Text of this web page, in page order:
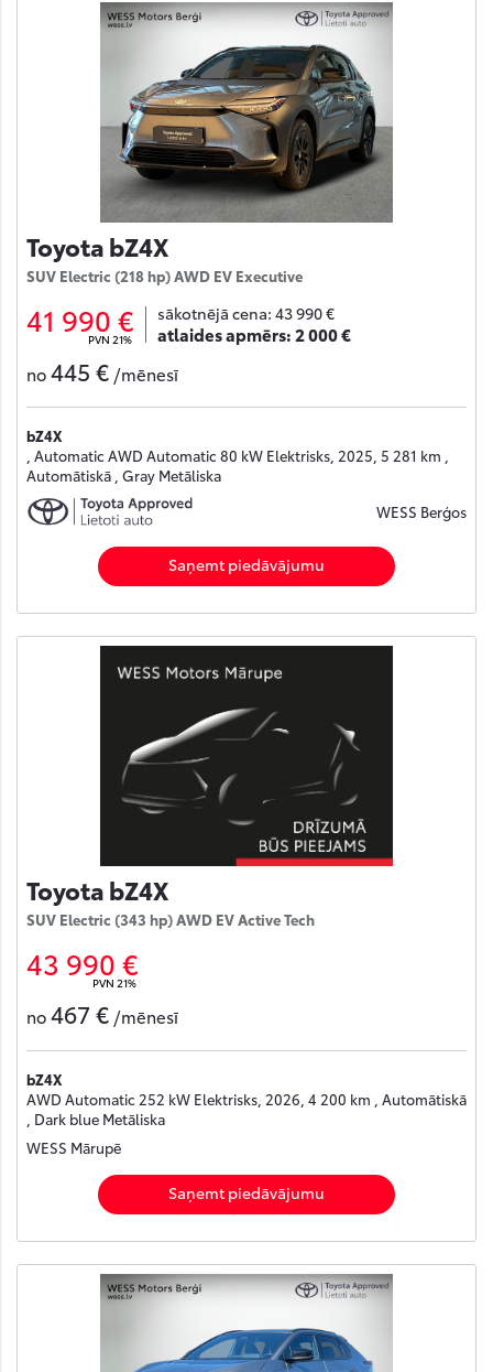
Toyota bZ4X
SUV Electric (218 hp) AWD EV Executive
41 990 €
PVN 21%
sākotnējā cena: 43 990 €
atlaides apmērs:2 000 €
no445 € /mēnesī
bZ4X
, Automatic AWD Automatic 80 kW Elektrisks, 2025, 5 281 km ,
Automātiskā , Gray Metāliska
WESS Berģos
Saņemt piedāvājumu
Toyota bZ4X
SUV Electric (343 hp) AWD EV Active Tech
43 990 €
PVN 21%
no467 € /mēnesī
bZ4X
AWD Automatic 252 kW Elektrisks, 2026, 4 200 km , Automātiskā
, Dark blue Metāliska
WESS Mārupē
Saņemt piedāvājumu